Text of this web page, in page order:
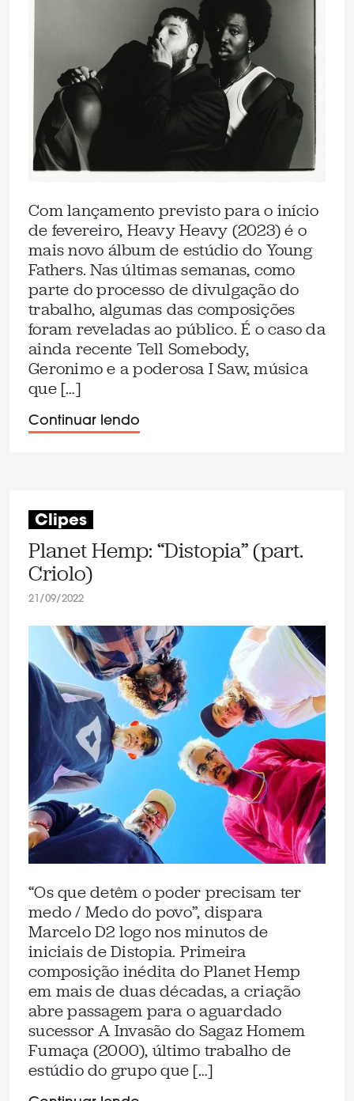
Com lançamento previsto para o início
de fevereiro, Heavy Heavy (2023) é o
mais novo álbum de estúdio do Young
Fathers. Nas últimas semanas, como
parte do processo de divulgação do
trabalho, algumas das composições
foram reveladas ao público. É o caso da
ainda recente Tell Somebody,
Geronimo e a poderosa I Saw, música
que […]
Continuar lendo
Clipes
Planet Hemp: “Distopia” (part.
Criolo)
21/09/2022
“Os que detêm o poder precisam ter
medo / Medo do povo”, dispara
Marcelo D2 logo nos minutos de
iniciais de Distopia. Primeira
composição inédita do Planet Hemp
em mais de duas décadas, a criação
abre passagem para o aguardado
sucessor A Invasão do Sagaz Homem
Fumaça (2000), último trabalho de
estúdio do grupo que […]